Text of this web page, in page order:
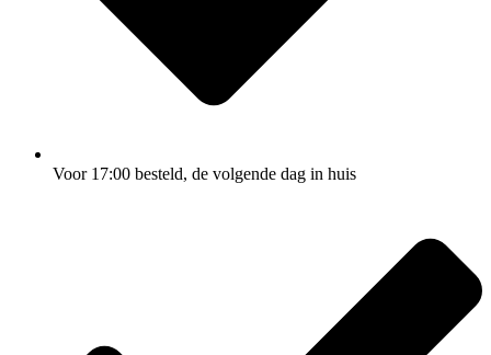
Voor 17:00 besteld, de volgende dag in huis